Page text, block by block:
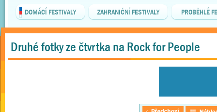
DOMÁCÍ FESTIVALY ZAHRANIČNÍ FESTIVALY PROBĚHLÉ
Druhé fotky ze čtvrtka na Rock for People